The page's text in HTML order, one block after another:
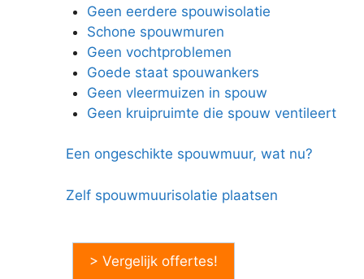
Geen eerdere spouwisolatie
Schone spouwmuren
Geen vochtproblemen
Goede staat spouwankers
Geen vleermuizen in spouw
Geen kruipruimte die spouw ventileert
Een ongeschikte spouwmuur, wat nu?
Zelf spouwmuurisolatie plaatsen
> Vergelijk offertes!